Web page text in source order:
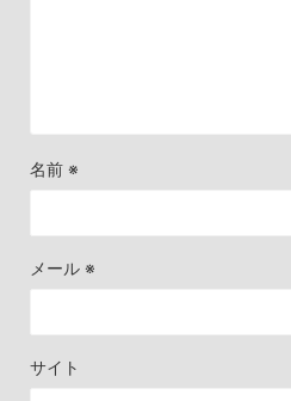
名前 ※
メール ※
サイト